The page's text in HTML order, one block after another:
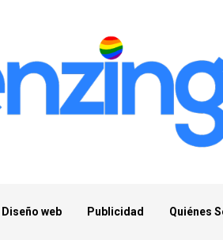
Diseño web Publicidad Quiénes